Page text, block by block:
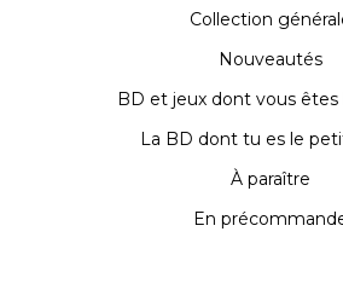
Collection
Nouveautés
BD et jeux dont vous
La BD dont tu es le
À paraître
En